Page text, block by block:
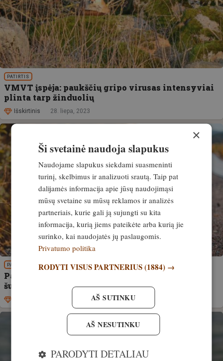
PATIRTIS
VMVT įspėja: paukščių gripo virusas intensyviai
plinta tarp žinduolių
Išskirtinis 28. liepa, 2023
PATIRTIS
Paukščių gripas taip pat gali būti pavojingas
šuninių šeimos žinduoliams, įskaitant šunis
×
Ši svetainė naudoja slapukus
Naudojame slapukus siekdami suasmeninti
turinį, skelbimus ir analizuoti srautą. Taip pat
dalijamės informacija apie jūsų naudojimąsi
mūsų svetaine su mūsų reklamos ir analizės
partneriais, kurie gali ją sujungti su kita
informacija, kurią jiems pateikėte arba kurią jie
surinko, kai naudojatės jų paslaugomis.
Privatumo politika
RODYTI VISUS PARTNERIUS(1884) →
AŠ SUTINKU
AŠ NESUTINKU
PARODYTI DETALIAU